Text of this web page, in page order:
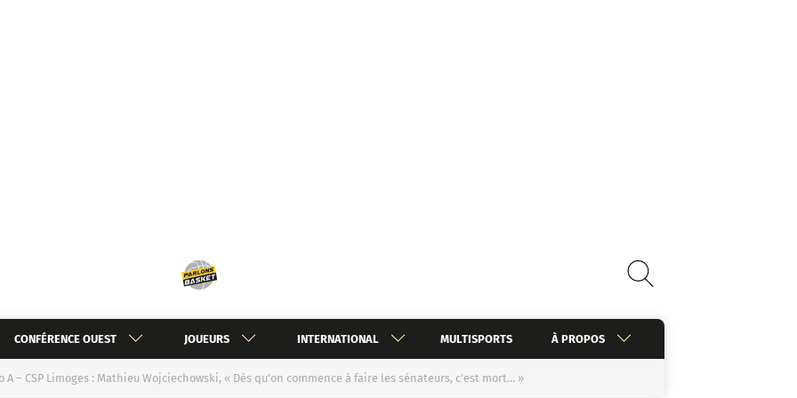
CONFÉRENCE OUEST JOUEURS INTERNATIONAL MULTISPORTS À PROPOS
A – CSP Limoges : Mathieu Wojciechowski, « Dès qu’on commence à faire les sénateurs, c’est mort… »